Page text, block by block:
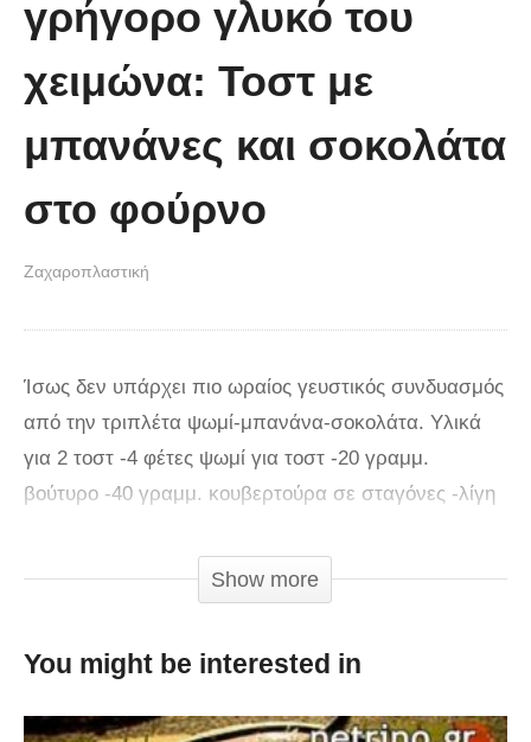
Με αυτόν τον τρόπο μπορείτε να
που τα λατρεύουν τα παιδιά
γρήγορο γλυκό του
χειμώνα: Τοστ με
μπανάνες και σοκολάτα
στο φούρνο
Ζαχαροπλαστική
Ίσως δεν υπάρχει πιο ωραίος γευστικός συνδυασμός
από την τριπλέτα ψωμί-μπανάνα-σοκολάτα. Yλικά
για 2 τοστ -4 φέτες ψωμί για τοστ -20 γραμμ.
βούτυρο -40 γραμμ. κουβερτούρα σε σταγόνες -λίγη
ώριμες μπανάνες καθαρισμένες -150 ml κρέμα
γάλακτος Προθερμαίνουμε το φούρνο μας στους 160
ένα μπολ και τις λιώνουμε με ένα πιρούνι.
Show more
You might be interested in